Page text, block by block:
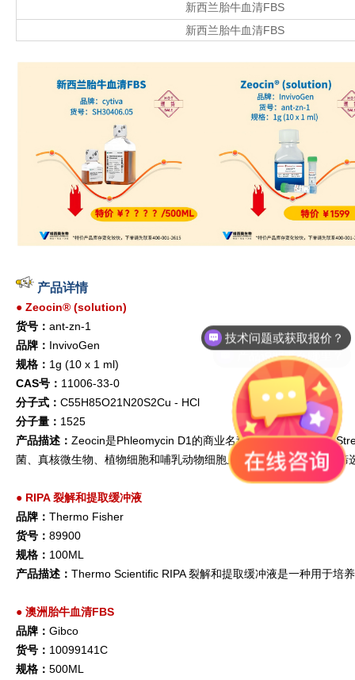
新西兰胎牛血清FBS
新西兰胎牛血清FBS
产品详情
● Zeocin® (solution)
货号： ant-zn-1
品牌： InvivoGen
规格： 1g (10 x 1 ml)
CAS号： 11006-33-0
分子式： C55H85O21N20S2Cu - HCl
分子量： 1525
产品描述： Zeocin是Phleomycin D1的商业名称，是从轮枝链霉菌
菌、真核微生物、植物细胞和哺乳动物细胞上均能发挥活性，用于筛
● RIPA 裂解和提取缓冲液
品牌： Thermo Fisher
货号： 89900
规格： 100ML
产品描述： Thermo Scientific RIPA 裂解和提取缓冲液是一种用于培
● 澳洲胎牛血清FBS
品牌： Gibco
货号： 10099141C
规格： 500ML
产品说明书在哪里？